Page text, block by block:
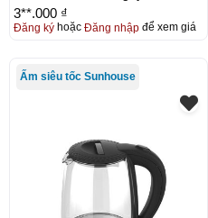
3**.000 ₫
Đăng kýhoặc Đăng nhậpđể xem giá
Ấm siêu tốc Sunhouse